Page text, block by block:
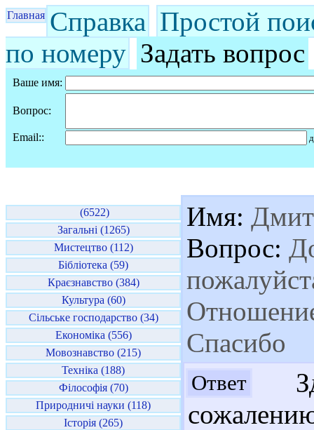
Главная Справка Простой
по номеру Задать вопрос
Ваше имя:
Вопрос:
Email::
(6522)
Загальні (1265)
Мистецтво (112)
Бібліотека (59)
Краєзнавство (384)
Культура (60)
Сільське господарство (34)
Економіка (556)
Мовознавство (215)
Техніка (188)
Філософія (70)
Природничі науки (118)
Історія (265)
Имя:
Вопрос:
Спасибо
Ответ